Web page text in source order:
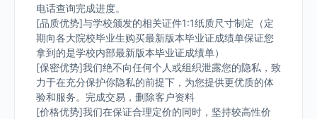
电话查询完成进度。
[品质优势]与学校颁发的相关证件1:1纸质尺寸制定（定
期向各大院校毕业生购买最新版本毕业证成绩单保证您
拿到的是学校内部最新版本毕业证成绩单）
[保密优势]我们绝不向任何个人或组织泄露您的隐私，致
力于在充分保护你隐私的前提下，为您提供更优质的体
验和服务。完成交易，删除客户资料
[价格优势]我们在保证合理定价的同时，坚持较高性价